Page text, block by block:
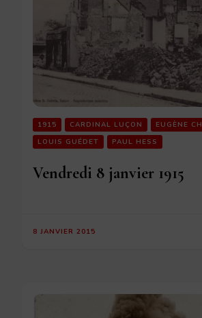
1915 CARDINAL LUÇON
EUGÈNE
LOUIS GUÉDET
PAUL HESS
Vendredi 8 janvier 1915
8 JANVIER 2015